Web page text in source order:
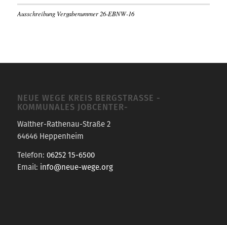
Ausschreibung Vergabenummer 26-EBNW-16
NEUE WEGE KREIS BERGSTRASSE -K
OMMUNALES JOBCENTER-
Walther-Rathenau-Straße 2
64646 Heppenheim
Telefon: 06252 15-6500
Email: info@neue-wege.org